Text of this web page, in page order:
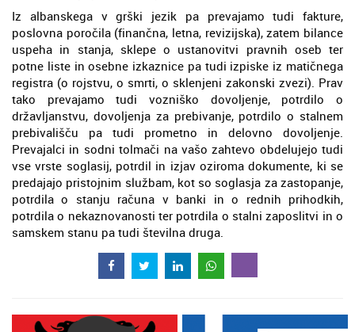
Iz albanskega v grški jezik pa prevajamo tudi fakture,
poslovna poročila (finančna, letna, revizijska), zatem bilance
uspeha in stanja, sklepe o ustanovitvi pravnih oseb ter
potne liste in osebne izkaznice pa tudi izpiske iz matičnega
registra (o rojstvu, o smrti, o sklenjeni zakonski zvezi). Prav
tako prevajamo tudi vozniško dovoljenje, potrdilo o
državljanstvu, dovoljenja za prebivanje, potrdilo o stalnem
prebivališču pa tudi prometno in delovno dovoljenje.
Prevajalci in sodni tolmači na vašo zahtevo obdelujejo tudi
vse vrste soglasij, potrdil in izjav oziroma dokumente, ki se
predajajo pristojnim službam, kot so soglasja za zastopanje,
potrdila o stanju računa v banki in o rednih prihodkih,
potrdila o nekaznovanosti ter potrdila o stalni zaposlitvi in o
samskem stanu pa tudi številna druga.